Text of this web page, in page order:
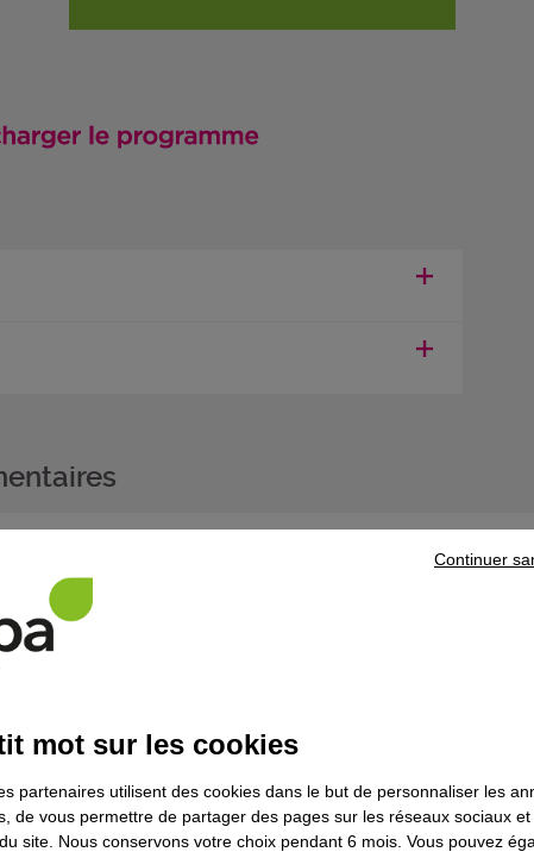
professionnel (CCP) vous pouvez vous présenter à
associés (Réf. produit 15197) dans la limite de la validité du titre.
au bloc de compétences «
Contribuer l'amélioration de la
poursuivre votre parcours de formation, prenez contact avec
le domaineServices aux entreprises
mot sur les cookies
partenaires utilisent des cookies dans le but de personnaliser les
de vous permettre de partager des pages sur les réseaux sociaux
site. Nous conservons votre choix pendant 6 mois. Vous pouvez
Continuer